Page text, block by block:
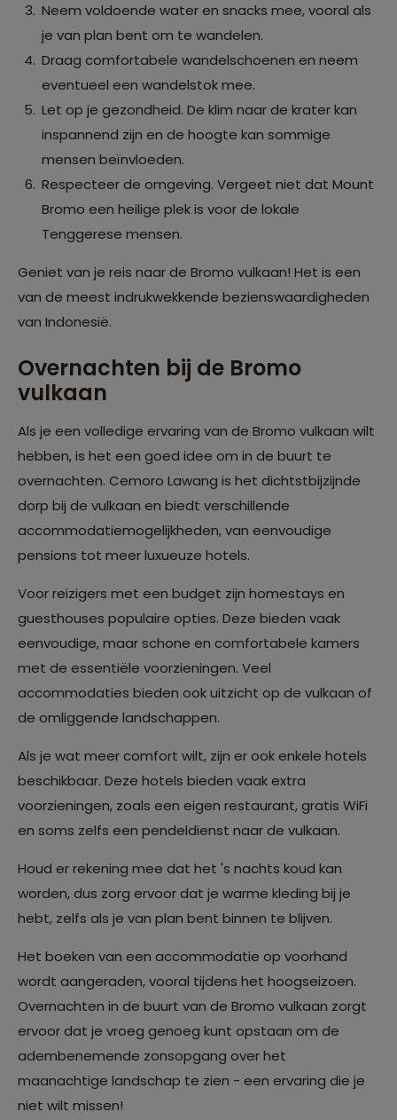
Neem voldoende water en snacks mee, vooral als
je van plan bent om te wandelen.
Draag comfortabele wandelschoenen en neem
eventueel een wandelstok mee.
Let op je gezondheid. De klim naar de krater kan
inspannend zijn en de hoogte kan sommige
mensen beïnvloeden.
Respecteer de omgeving. Vergeet niet dat Mount
Bromo een heilige plek is voor de lokale
Tenggerese mensen.
Geniet van je reis naar de Bromo vulkaan! Het is een
van de meest indrukwekkende bezienswaardigheden
van Indonesië.
Overnachten bij de Bromo
vulkaan
Als je een volledige ervaring van de Bromo vulkaan wilt
hebben, is het een goed idee om in de buurt te
overnachten. Cemoro Lawang is het dichtstbijzijnde
dorp bij de vulkaan en biedt verschillende
accommodatiemogelijkheden, van eenvoudige
pensions tot meer luxueuze hotels.
Voor reizigers met een budget zijn homestays en
guesthouses populaire opties. Deze bieden vaak
eenvoudige, maar schone en comfortabele kamers
met de essentiële voorzieningen. Veel
accommodaties bieden ook uitzicht op de vulkaan of
de omliggende landschappen.
Als je wat meer comfort wilt, zijn er ook enkele hotels
beschikbaar. Deze hotels bieden vaak extra
voorzieningen, zoals een eigen restaurant, gratis WiFi
en soms zelfs een pendeldienst naar de vulkaan.
Houd er rekening mee dat het 's nachts koud kan
worden, dus zorg ervoor dat je warme kleding bij je
hebt, zelfs als je van plan bent binnen te blijven.
Het boeken van een accommodatie op voorhand
wordt aangeraden, vooral tijdens het hoogseizoen.
Overnachten in de buurt van de Bromo vulkaan zorgt
ervoor dat je vroeg genoeg kunt opstaan om de
adembenemende zonsopgang over het
maanachtige landschap te zien - een ervaring die je
niet wilt missen!